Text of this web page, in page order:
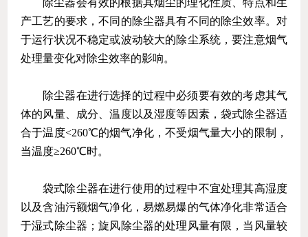
除尘器会有效的根据其烟尘的理化性质、特点和生
产工艺的要求，不同的除尘器具有不同的除尘效率。对
于运行状况不稳定或波动较大的除尘系统，要注意烟气
处理量变化对除尘效率的影响。
除尘器在进行选择的过程中必须要有效的考虑其气
体的风量、成分、温度以及湿度等因素，袋式除尘器适
合于温度<260℃的烟气净化，不受烟气量大小的限制，
当温度≥260℃时。
袋式除尘器在进行使用的过程中不宜处理其高湿度
以及含油污额烟气净化，易燃易爆的气体净化非常适合
于湿式除尘器；旋风除尘器的处理风量有限，当风量较